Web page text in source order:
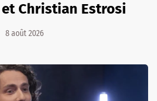
Christian Estrosi
8 août 2026